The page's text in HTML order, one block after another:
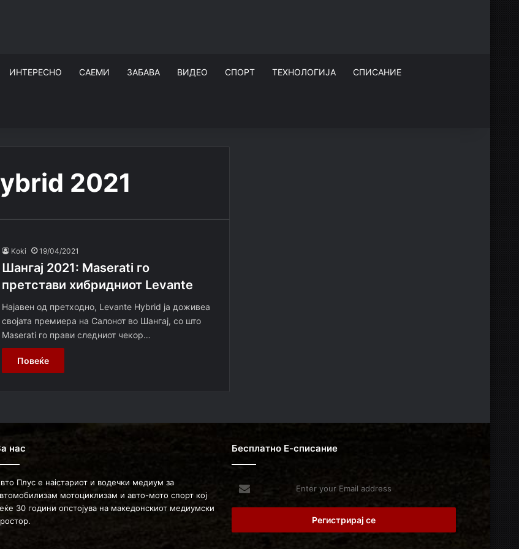
ИНТЕРЕСНО САЕМИ ЗАБАВА ВИДЕО СПОРТ ТЕХНОЛОГИЈА СПИСАНИЕ
2021
Koki 19/04/2021
Шангај 2021: Maserati го
претстави хибридниот Levante
Најавен од претходно, Levante Hybrid ја доживеа
својата премиера на Салонот во Шангај, со што
Maserati го прави следниот чекор…
Повеќе
нас
Плус е наістариот и водечки медиум за
мотоциклизам и авто-мото спорт кој
30 години опстојува на македонскиот медиумски
Бесплатно Е-списание
Enter
your
Email